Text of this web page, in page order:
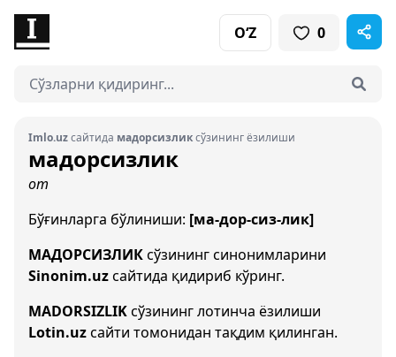
O‘Z 0
Imlo.uzсайтида мадорсизликсўзининг ёзилиши
мадорсизлик
от
Бўғинларга бўлиниши: [ма-дор-сиз-лик]
МАДОРСИЗЛИКсўзининг синонимларини
Sinonim.uzсайтида қидириб кўринг.
MADORSIZLIKсўзининг лотинча ёзилиши
Lotin.uzсайти томонидан тақдим қилинган.